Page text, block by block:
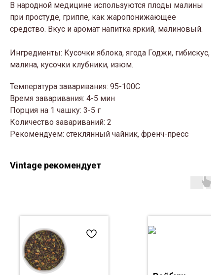
В народной медицине используются плоды малины
при простуде, гриппе, как жаропонижающее
средство. Вкус и аромат напитка яркий, малиновый.
Ингредиенты: Кусочки яблока, ягода Годжи, гибискус,
малина, кусочки клубники, изюм.
Температура заваривания: 95-100С
Время заваривания: 4-5 мин
Порция на 1 чашку: 3-5 г
Количество завариваний: 2
Рекомендуем: стеклянный чайник, френч-пресс
Vintage рекомендует